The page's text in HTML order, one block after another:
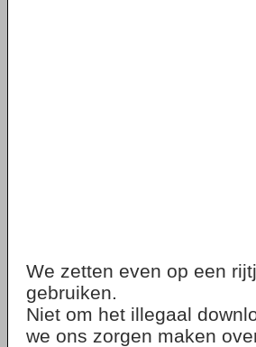
We zetten even op een
gebruiken.
Niet om het illegaal
we ons zorgen maken